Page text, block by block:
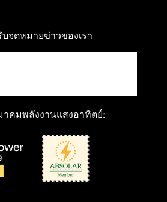
จดหมายข่าวของเรา
คมพลังงานแสงอาทิตย์: